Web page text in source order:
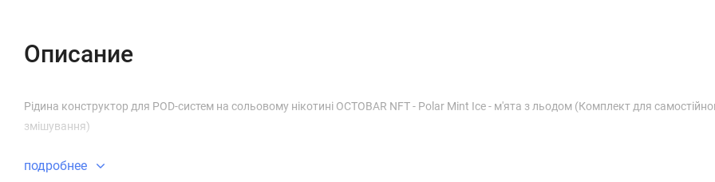
Описание
Рідина конструктор для POD-систем на сольовому нікотині OCTOBAR NFT - Polar Mint Ice - м'ята з льодом (Комплект для
змішування)
подробнее